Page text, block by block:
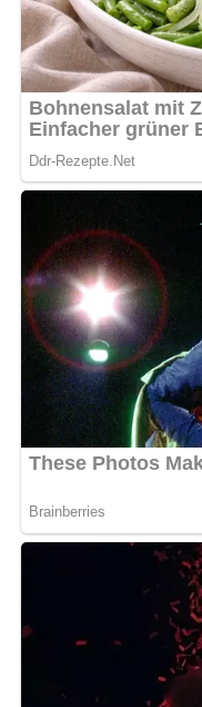
Zutaten für
Rehsteaks
600 g Rehrücken